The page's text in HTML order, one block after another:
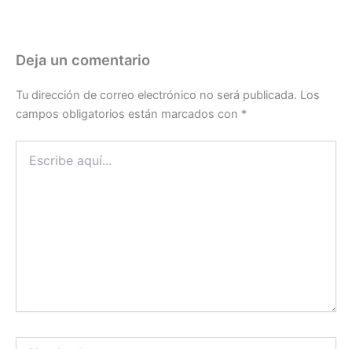
Deja un comentario
Tu dirección de correo electrónico no será publicada. Los
campos obligatorios están marcados con *
aquí...